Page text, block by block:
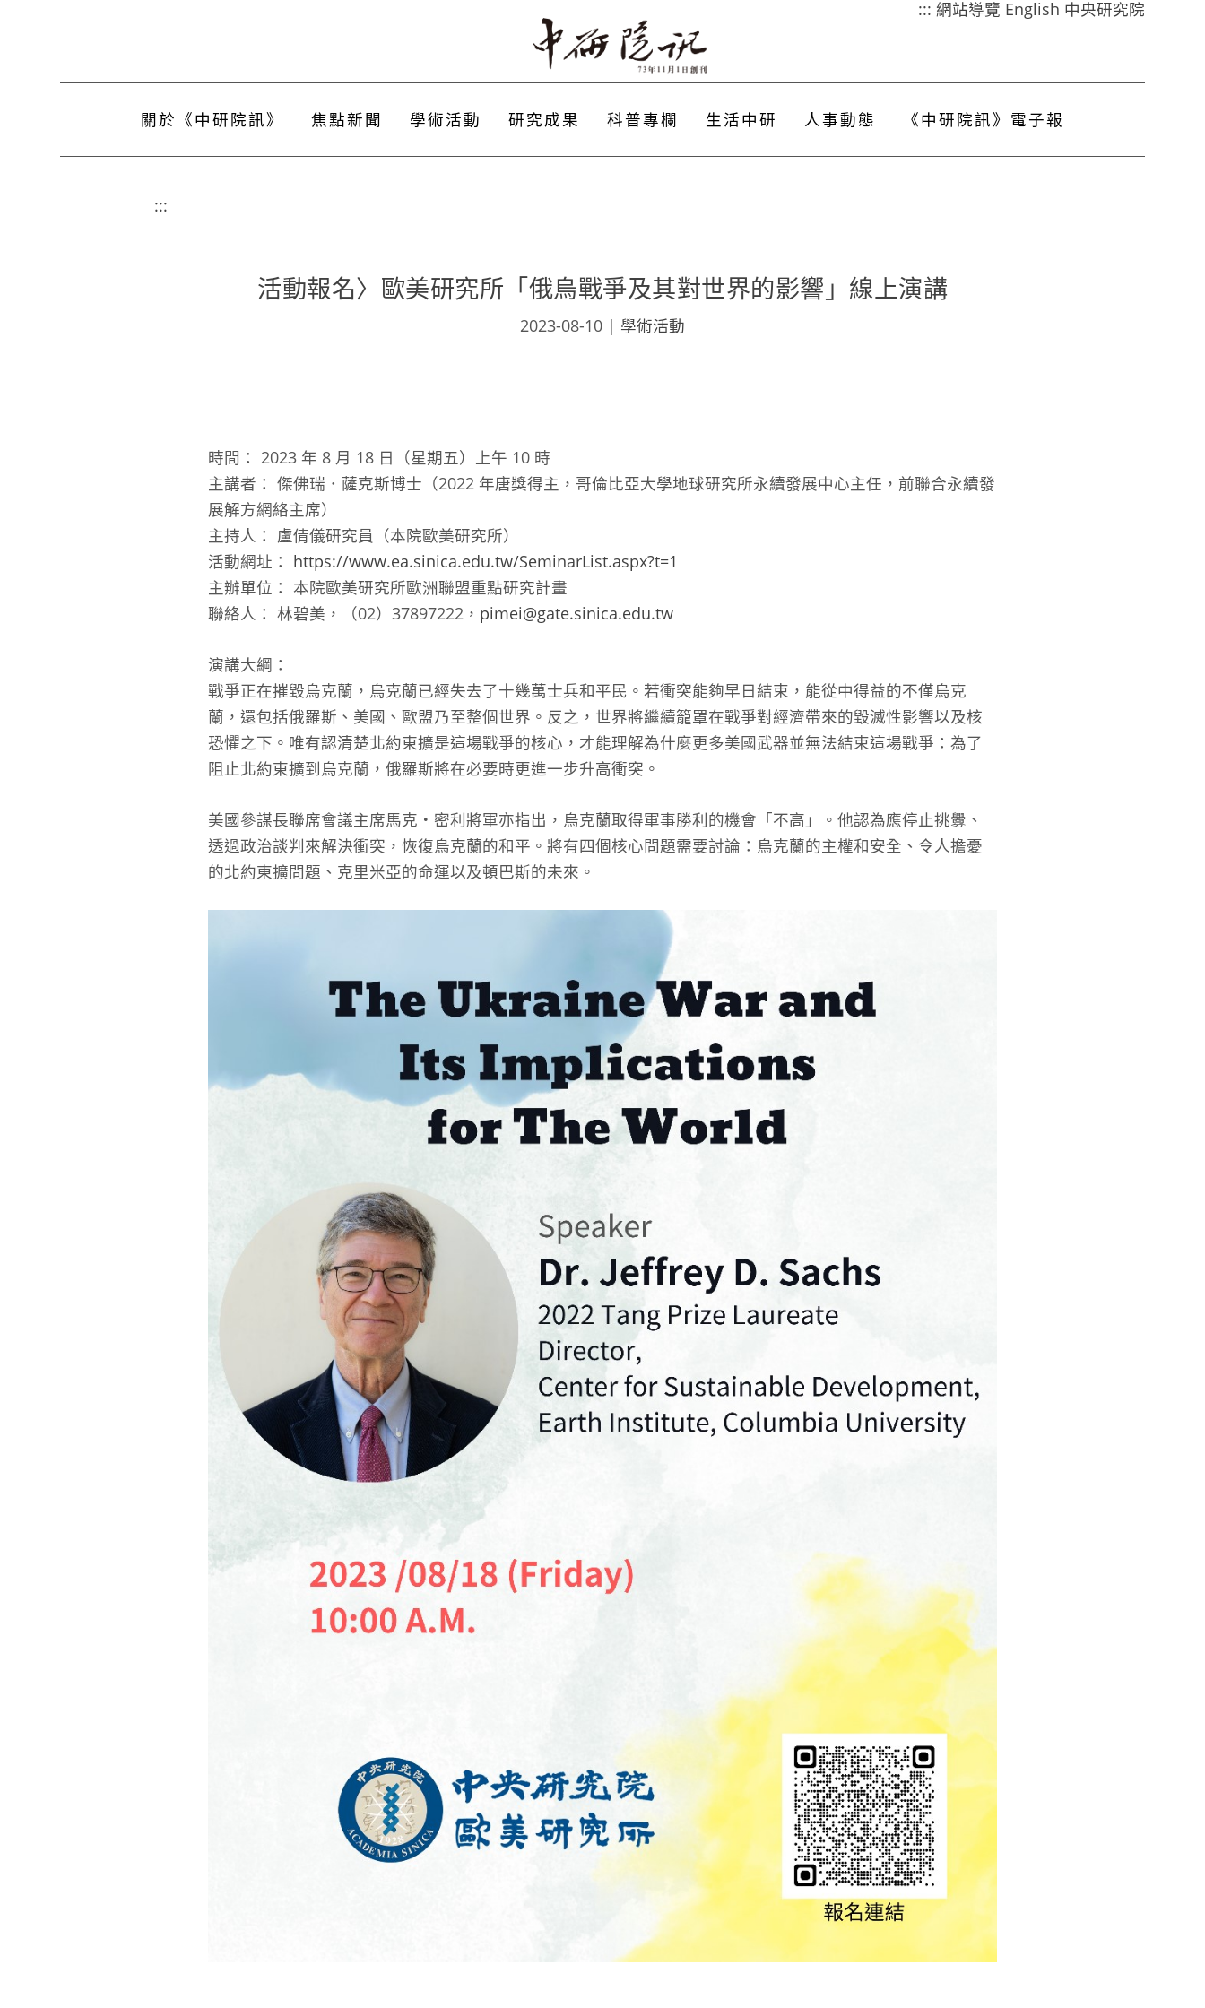
::: 網站導覽 English 中央研究院
關於《中研院訊》 焦點新聞 學術活動 研究成果 科普專欄 生活中研 人事動態 《中研院訊》電子報
:::
活動報名〉歐美研究所「俄烏戰爭及其對世界的影響」線上演講
2023-08-10 | 學術活動
時間： 2023 年 8 月 18 日（星期五）上午 10 時
主講者： 傑佛瑞．薩克斯博士（2022 年唐獎得主，哥倫比亞大學地球研究所永續發展中心主任，前聯合永續發
展解方網絡主席）
主持人： 盧倩儀研究員（本院歐美研究所）
活動網址： https://www.ea.sinica.edu.tw/SeminarList.aspx?t=1
主辦單位： 本院歐美研究所歐洲聯盟重點研究計畫
聯絡人： 林碧美，（02）37897222， pimei@gate.sinica.edu.tw
演講大綱：
戰爭正在摧毀烏克蘭，烏克蘭已經失去了十幾萬士兵和平民。若衝突能夠早日結束，能從中得益的不僅烏克
蘭，還包括俄羅斯、美國、歐盟乃至整個世界。反之，世界將繼續籠罩在戰爭對經濟帶來的毀滅性影響以及核
恐懼之下。唯有認清楚北約東擴是這場戰爭的核心，才能理解為什麼更多美國武器並無法結束這場戰爭：為了
阻止北約東擴到烏克蘭，俄羅斯將在必要時更進一步升高衝突。
美國參謀長聯席會議主席馬克・密利將軍亦指出，烏克蘭取得軍事勝利的機會「不高」。他認為應停止挑釁、
透過政治談判來解決衝突，恢復烏克蘭的和平。將有四個核心問題需要討論：烏克蘭的主權和安全、令人擔憂
的北約東擴問題、克里米亞的命運以及頓巴斯的未來。